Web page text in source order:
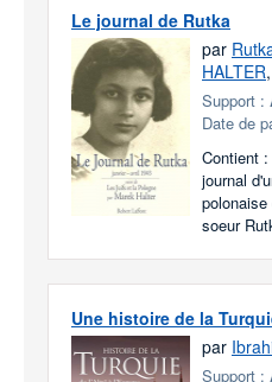
Le journal de Rutka
par
HALTER,
Support :
Date de
Contient
journal
soeur
Une histoire de la
par
Support :